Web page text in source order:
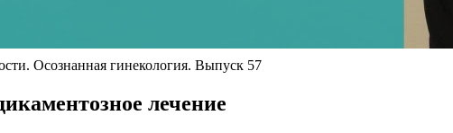
Осознанная гинекология. Выпуск 57
лечение